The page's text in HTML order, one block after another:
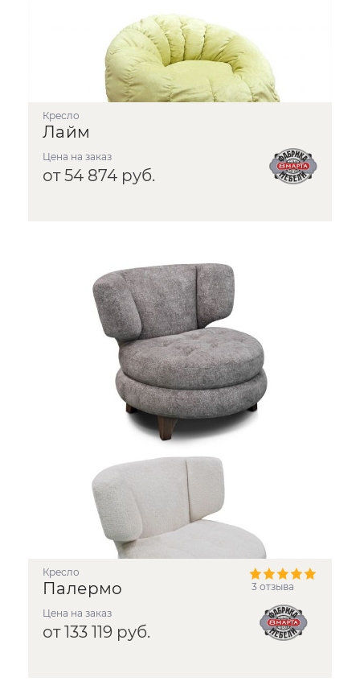
Кресло
Лайм
Цена на заказ
от 54 874 руб.
Кресло
Палермо
Цена на заказ
от 133 119 руб.
3 отзыва